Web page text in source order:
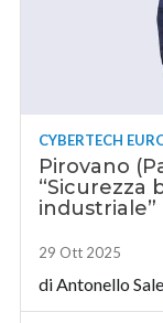
CYBERTECH
Pirovano
“Sicurezza
industriale”
29 Ott 2025
diAntonello